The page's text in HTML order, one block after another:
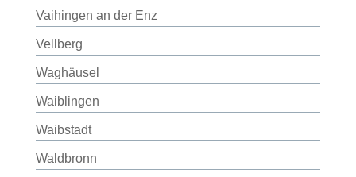
Vaihingen an der Enz
Vellberg
Waghäusel
Waiblingen
Waibstadt
Waldbronn